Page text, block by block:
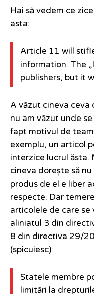
Hai să vedem ce zice
asta:
Article 11 will
information. The
publishers, but it
A văzut cineva ceva
nu am văzut unde
fapt motivul de
exemplu, un articol
interzice lucrul ăsta.
cineva dorește să
produs de el e liber
respecte. Dar
articolele de care
aliniatul 3 din
8 din directiva 29/
(spicuiesc):
Statele membre
limitări la